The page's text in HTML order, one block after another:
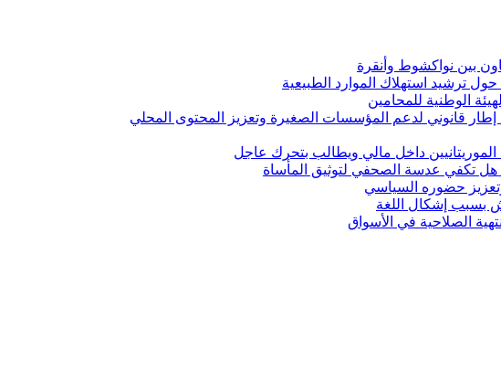
بين نواكشوط وأنقرة
ترشيد استهلاك الموارد الطبيعية
الوطنية للمحامين
إطار قانوني لدعم المؤسسات الصغيرة وتعزيز المحتوى المحلي
داخل مالي ويطالب بتحرك عاجل
تكفي عدسة الصحفي لتوثيق المأساة
حضوره السياسي
بسبب إشكال اللغة
الصلاحية في الأسواق